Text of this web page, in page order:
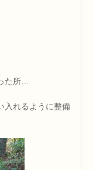
た所…
入れるように整備